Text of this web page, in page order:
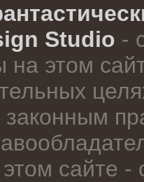
Studio -
этом
сайте